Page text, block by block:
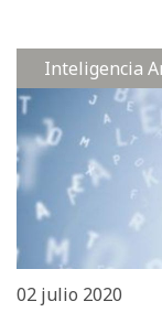
Inteligencia
02 julio 2020